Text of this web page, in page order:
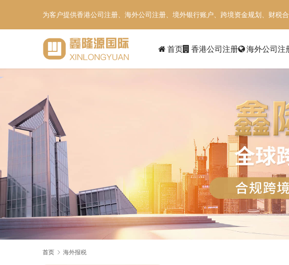
为客户提供香港公司注册、海外公司注册、境外银行账户、跨境资金规划、财税
首页 香港公司注册 海外公司注
首页 海外报税